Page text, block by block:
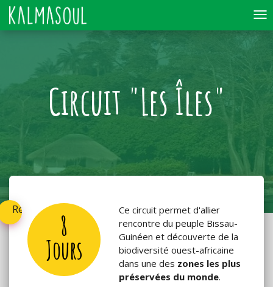
Circuit "Les Îles"
Retournez
8
Jours
Ce circuit permet d'allier
rencontre du peuple Bissau-
Guinéen et découverte de la
biodiversité ouest-africaine
dans une des zones les plus
préservées du monde.